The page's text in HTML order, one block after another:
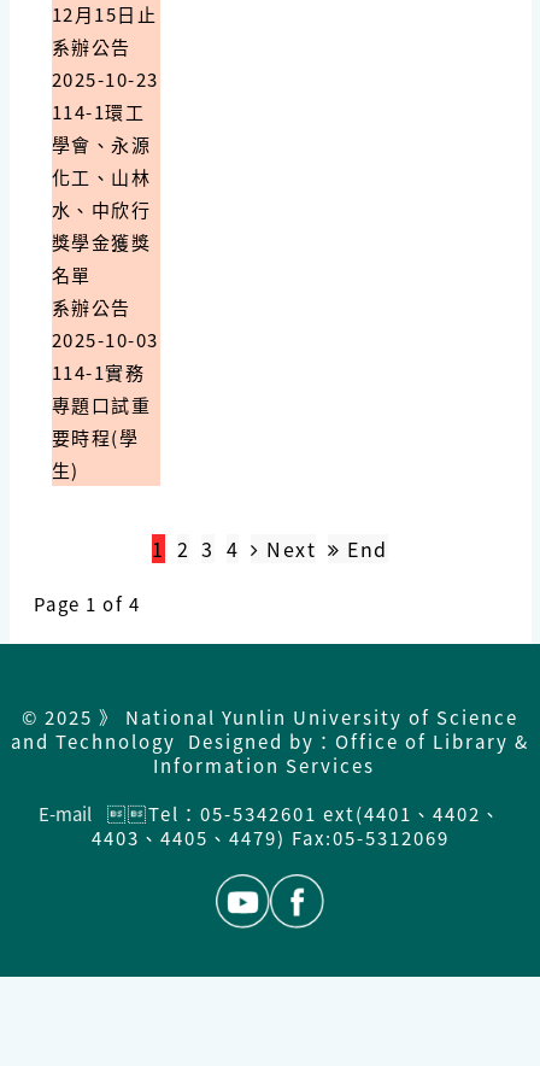
12月15日止
系辦公告
2025-10-23
114-1環工
學會、永源
化工、山林
水、中欣行
獎學金獲獎
名單
系辦公告
2025-10-03
114-1實務
專題口試重
要時程(學
生)
1 2 3 4 Next End
Page 1 of 4
© 2025 》 National Yunlin University of Science
and Technology Designed by：Office of Library &
Information Services
E-mail
Tel：05-5342601 ext(4401、4402、
4403、4405、4479) Fax:05-5312069